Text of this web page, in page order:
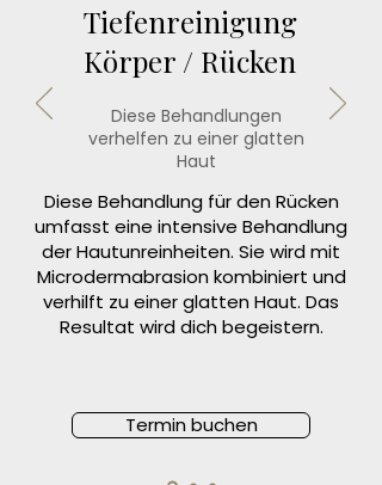
Tiefenreinigung
Körper / Rücken
Diese Behandlungen
verhelfen zu einer glatten
Haut
Diese Behandlung für den Rücken
umfasst eine intensive Behandlung
der Hautunreinheiten. Sie wird mit
Microdermabrasion kombiniert und
verhilft zu einer glatten Haut. Das
Resultat wird dich begeistern.
Termin buchen